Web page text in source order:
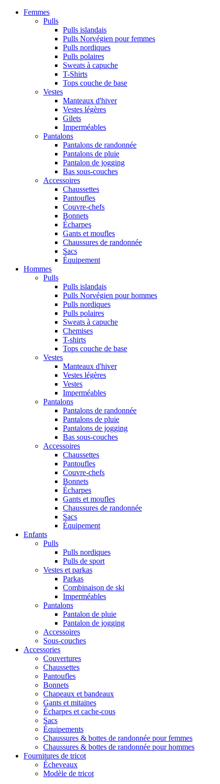
Femmes
Pulls
Pulls islandais
Pulls Norvégien pour femmes
Pulls nordiques
Pulls polaires
Sweats à capuche
T-Shirts
Tops couche de base
Vestes
Manteaux d'hiver
Vestes légères
Gilets
Imperméables
Pantalons
Pantalons de randonnée
Pantalons de pluie
Pantalon de jogging
Bas sous-couches
Accessoires
Chaussettes
Pantoufles
Couvre-chefs
Bonnets
Écharpes
Gants et moufles
Chaussures de randonnée
Sacs
Équipement
Hommes
Pulls
Pulls islandais
Pulls Norvégien pour hommes
Pulls nordiques
Pulls polaires
Sweats à capuche
Chemises
T-shirts
Tops couche de base
Vestes
Manteaux d'hiver
Vestes légères
Vestes
Imperméables
Pantalons
Pantalons de randonnée
Pantalons de pluie
Pantalons de jogging
Bas sous-couches
Accessoires
Chaussettes
Pantoufles
Couvre-chefs
Bonnets
Écharpes
Gants et moufles
Chaussures de randonnée
Sacs
Équipement
Enfants
Pulls
Pulls nordiques
Pulls de sport
Vestes et parkas
Parkas
Combinaison de ski
Imperméables
Pantalons
Pantalon de pluie
Pantalon de jogging
Accessoires
Sous-couches
Accessories
Couvertures
Chaussettes
Pantoufles
Bonnets
Chapeaux et bandeaux
Gants et mitaines
Écharpes et cache-cous
Sacs
Équipements
Chaussures & bottes de randonnée pour femmes
Chaussures & bottes de randonnée pour hommes
Fournitures de tricot
Écheveaux
Modèle de tricot